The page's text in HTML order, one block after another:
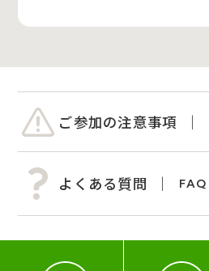
ご参加の注意事項
よくある質問 FAQ